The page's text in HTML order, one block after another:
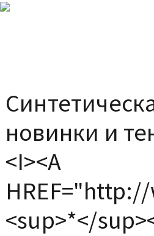
новинки и
<I><A
<sup>*</